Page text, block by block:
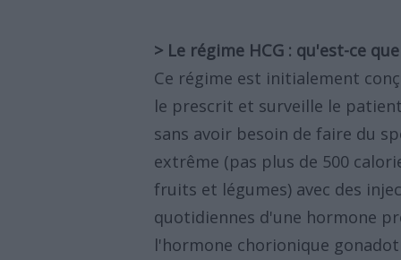
> Le régime HCG : qu'est-ce
Ce régime est initialement
le prescrit et surveille le
sans avoir besoin de faire du
extrême (pas plus de 500
fruits et légumes) avec des
quotidiennes d'une hormone
l'hormone chorionique